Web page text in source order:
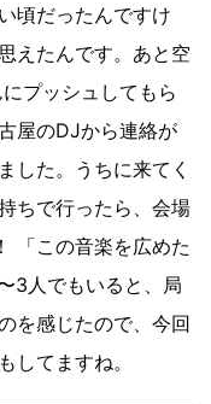
頃だったんですけ
えたんです。あと空
プッシュしてもら
屋のDJから連絡が
した。うちに来てく
ちで行ったら、会場
「この音楽を広めた
3人でもいると、局
を感じたので、今回
してますね。